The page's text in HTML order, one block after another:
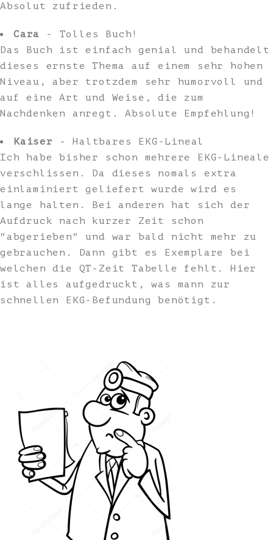
Absolut zufrieden.
Cara
- Tolles Buch!
Das Buch ist einfach genial und behandelt
dieses ernste Thema auf einem sehr hohen
Niveau, aber trotzdem sehr humorvoll und
auf eine Art und Weise, die zum
Nachdenken anregt. Absolute Empfehlung!
Kaiser
- Haltbares EKG-Lineal
Ich habe bisher schon mehrere EKG-Lineale
verschlissen. Da dieses nomals extra
einlaminiert geliefert wurde wird es
lange halten. Bei anderen hat sich der
Aufdruck nach kurzer Zeit schon
"abgerieben" und war bald nicht mehr zu
gebrauchen. Dann gibt es Exemplare bei
welchen die QT-Zeit Tabelle fehlt. Hier
ist alles aufgedruckt, was mann zur
schnellen EKG-Befundung benötigt.